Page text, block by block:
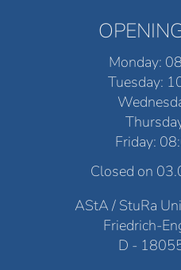
Monday:
Tuesday:
Friday:
Closed on
AStA / StuRa
Friedrich-
D -